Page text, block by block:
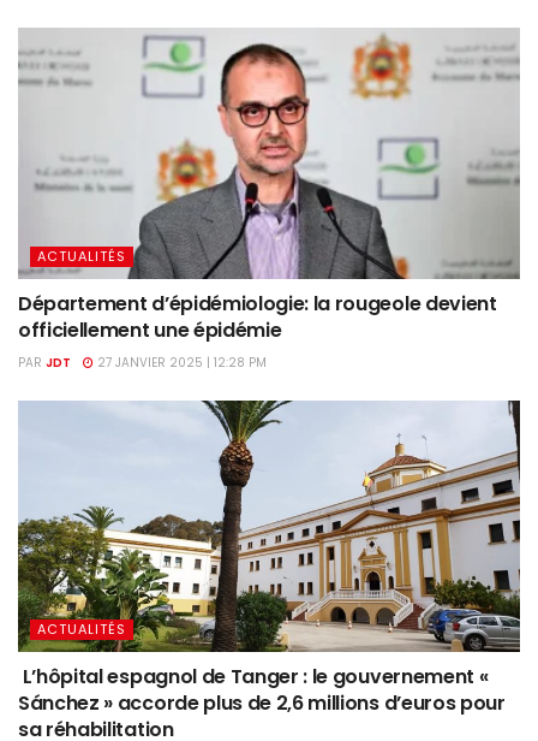
ACTUALITÉS
Département d’épidémiologie: la rougeole devient
officiellement une épidémie
PAR JDT 27 JANVIER 2025 | 12:28 PM
ACTUALITÉS
‎ L’hôpital espagnol de Tanger‎ : le gouvernement «
Sánchez » accorde plus de 2,6 millions d’euros pour
sa réhabilitation